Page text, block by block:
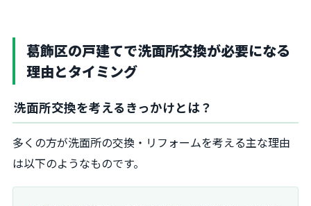
葛飾区の戸建てで洗面所交換が必要になる
理由とタイミング
洗面所交換を考えるきっかけとは？
多くの方が洗面所の交換・リフォームを考える主な理由
は以下のようなものです。